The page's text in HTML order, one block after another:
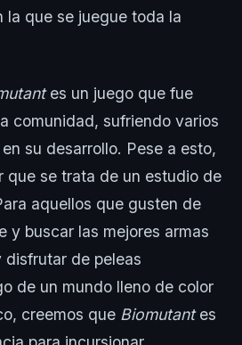
la que se juegue toda la
es un juego que fue
comunidad, sufriendo varios
su desarrollo. Pese a esto,
que se trata de un estudio de
aquellos que gusten de
y buscar las mejores armas
disfrutar de peleas
de un mundo lleno de color
creemos que Biomutantes